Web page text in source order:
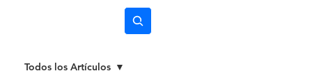
Todos los Artículos